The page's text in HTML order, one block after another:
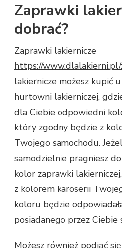
Zaprawki
dobrać?
Zaprawki lakiernicze
https://
lakiernicze możesz kupić
hurtowni lakierniczej,
dla Ciebie odpowiedni
który zgodny będzie z
Twojego samochodu.
samodzielnie pragniesz
kolor zaprawki
z kolorem karoserii
koloru będzie
posiadanego przez Ciebie
Możesz również podjąć